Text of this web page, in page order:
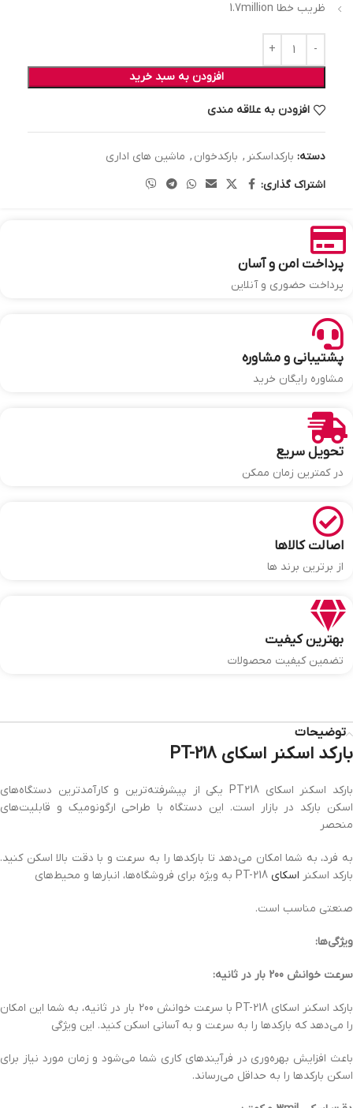
ظریب خطا 1.7million
افزودن به سبد خرید
افزودن به علاقه مندی
دسته: بارکداسکنر , بارکدخوان , ماشین های اداری
اشتراک گذاری:
پرداخت امن و آسان
پرداخت حضوری و آنلاین
پشتیبانی و مشاوره
مشاوره رایگان خرید
تحویل سریع
در کمترین زمان ممکن
اصالت کالاها
از برترین برند ها
بهترین کیفیت
تضمین کیفیت محصولات
توضیحات
بارکد اسکنر اسکای PT-218
بارکد اسکنر اسکای PT218 یکی از پیشرفته‌ترین و کارآمدترین دستگاه‌های
اسکن بارکد در بازار است. این دستگاه با طراحی ارگونومیک و قابلیت‌های
منحصر
به فرد، به شما امکان می‌دهد تا بارکدها را به سرعت و با دقت بالا اسکن کنید.
بارکد اسکنر اسکای
صنعتی مناسب است.
ویژگی‌ها:
سرعت خوانش 200 بار در ثانیه:
بارکد اسکنر اسکای PT-218 با سرعت خوانش 200 بار در ثانیه، به شما این امکان
را می‌دهد که بارکدها را به سرعت و به آسانی اسکن کنید. این ویژگی
باعث افزایش بهره‌وری در فرآیندهای کاری شما می‌شود و زمان مورد نیاز برای
اسکن بارکدها را به حداقل می‌رساند.